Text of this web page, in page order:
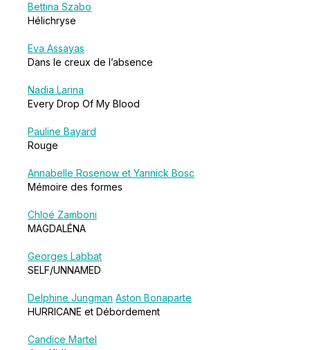
Bettina Szabo
Hélichryse
Eva Assayas
Dans le creux de l’absence
Nadia Larina
Every Drop Of My Blood
Pauline Bayard
Rouge
Annabelle Rosenow et Yannick Bosc
Mémoire des formes
Chloé Zamboni
MAGDALÉNA
Georges Labbat
SELF/UNNAMED
Delphine Jungman Aston Bonaparte
HURRICANE et Débordement
Candice Martel